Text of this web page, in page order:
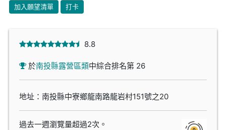
加入願望清單 打卡
8.8
於南投縣露營區類中綜合排名第 26
地址：南投縣中寮鄉龍南路龍岩村151號之20
過去一週瀏覽量超過2次。